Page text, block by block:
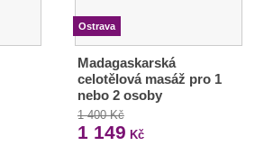
Ostrava
Madagaskarská
celotělová masáž pro 1
nebo 2 osoby
1 400 Kč
1 149 Kč